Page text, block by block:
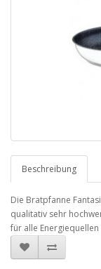
Beschreibung
Die Bratpfanne
qualitativ sehr
für alle